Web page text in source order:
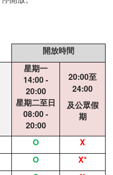
開放時間
星期一
14:00 -
20:00
星期二至日
08:00 -
20:00
20:00至
24:00
及公眾假
期
O X
O X*